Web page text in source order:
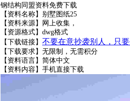
钢结构同盟资料免费下载
【资料名称】别墅图纸25
【资料来源】网上收集，
【资源格式】dwg格式
【下载链接】 不要在意抄袭别人，只
【下载要求】无限制，无需积分
【资料语言】简体中文
【资料内容】 手机直接下载